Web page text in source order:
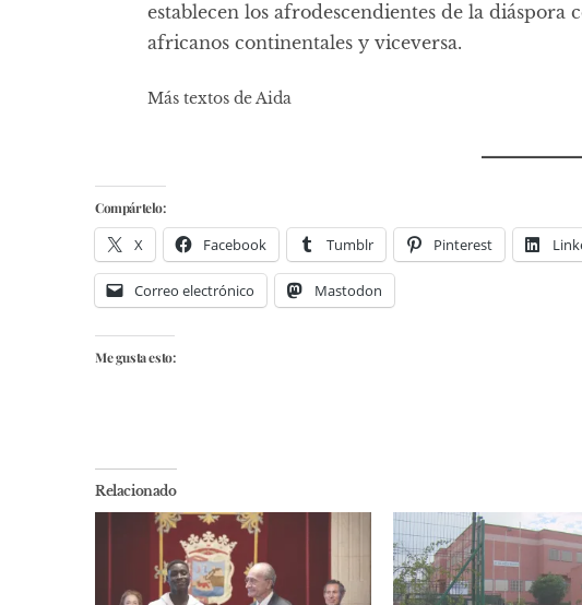
establecen los afrodescendientes de la diáspora
africanos continentales y viceversa.
Más textos de Aida
Compártelo:
X Facebook Tumblr Pinterest
Correo electrónico Mastodon
Me gusta esto:
Relacionado